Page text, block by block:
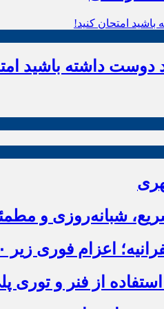
دوست داشته باشید
شبانه‌روزی و
فوری زیر ۳۰ دقیقه
از فنر و توری